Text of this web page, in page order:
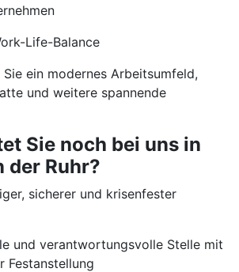
Life-Balance
ein modernes Arbeitsumfeld,
und weitere spannende
Sie noch bei uns in
der Ruhr?
sicherer und krisenfester
und verantwortungsvolle Stelle mit
Festanstellung